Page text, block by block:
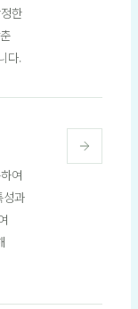
한
다.
여
성과